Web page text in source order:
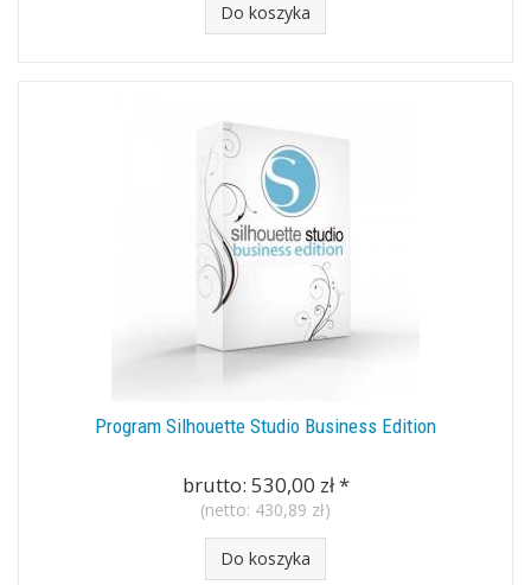
Do koszyka
Program Silhouette Studio Business Edition
brutto: 530,00 zł*
(netto: 430,89 zł)
Do koszyka